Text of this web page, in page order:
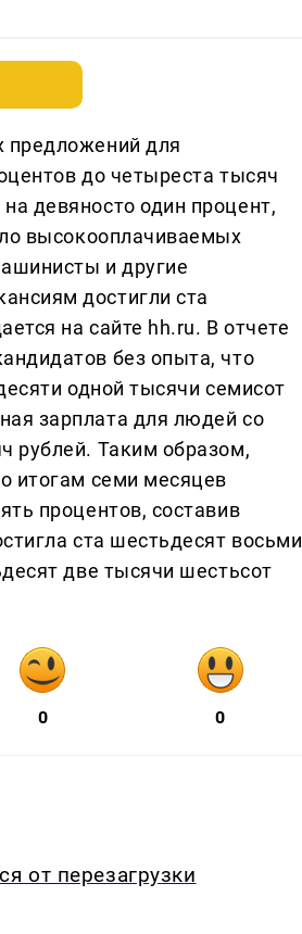
предложений для
до четыреста тысяч
девяносто один процент,
высокооплачиваемых
и другие
достигли ста
на сайте hh.ru. В отчете
без опыта, что
одной тысячи семисот
зарплата для людей со
рублей. Таким образом,
итогам семи месяцев
процентов, составив
ста шестьдесят восьми
две тысячи шестьсот
0 0
от перезагрузки